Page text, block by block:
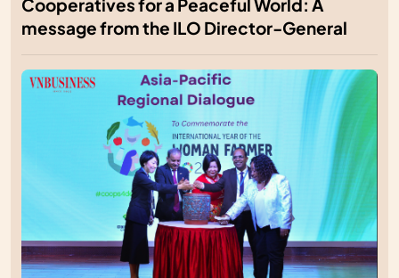
Cooperatives for a Peaceful World: A
message from the ILO Director-General